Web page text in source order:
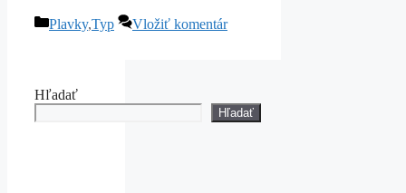
Kategórie
Plavky,Typ Vložiť komentár
Hľadať
Hľadať